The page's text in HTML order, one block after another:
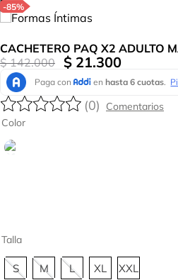
-85%
CACHETERO PAQ X2 ADULTO
$ 142.000 $ 21.300
(0)
Talla
S M L XL XXL
Color